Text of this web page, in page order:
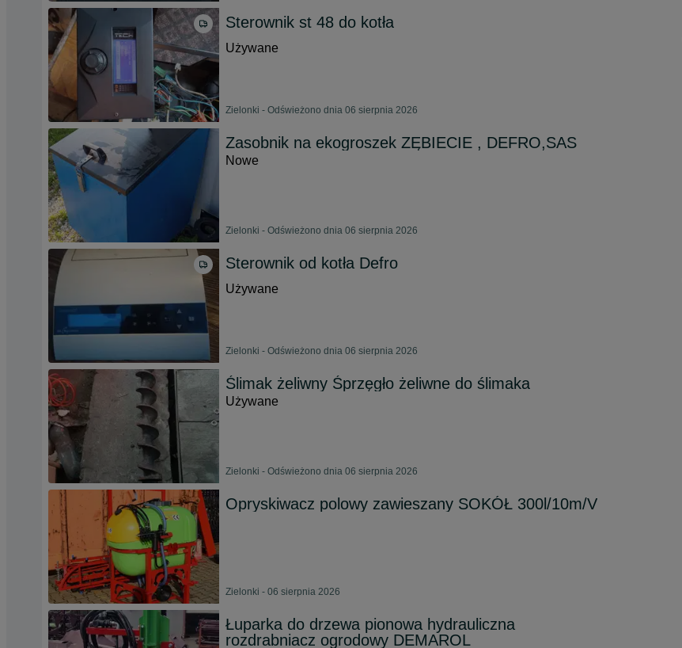
Sterownik st 48 do kotła
Używane
Zielonki - Odświeżono dnia 06 sierpnia 2026
Zasobnik na ekogroszek ZĘBIECIE , DEFRO,SAS
Nowe
Zielonki - Odświeżono dnia 06 sierpnia 2026
Sterownik od kotła Defro
Używane
Zielonki - Odświeżono dnia 06 sierpnia 2026
Ślimak żeliwny Śprzęgło żeliwne do ślimaka
Używane
Zielonki - Odświeżono dnia 06 sierpnia 2026
Opryskiwacz polowy zawieszany SOKÓŁ 300l/10m/V
Zielonki - 06 sierpnia 2026
Łuparka do drzewa pionowa hydrauliczna
rozdrabniacz ogrodowy DEMAROL